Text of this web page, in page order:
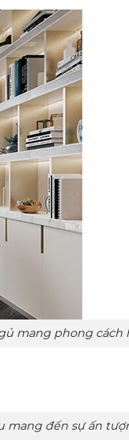
phong cách
đến sự ấn